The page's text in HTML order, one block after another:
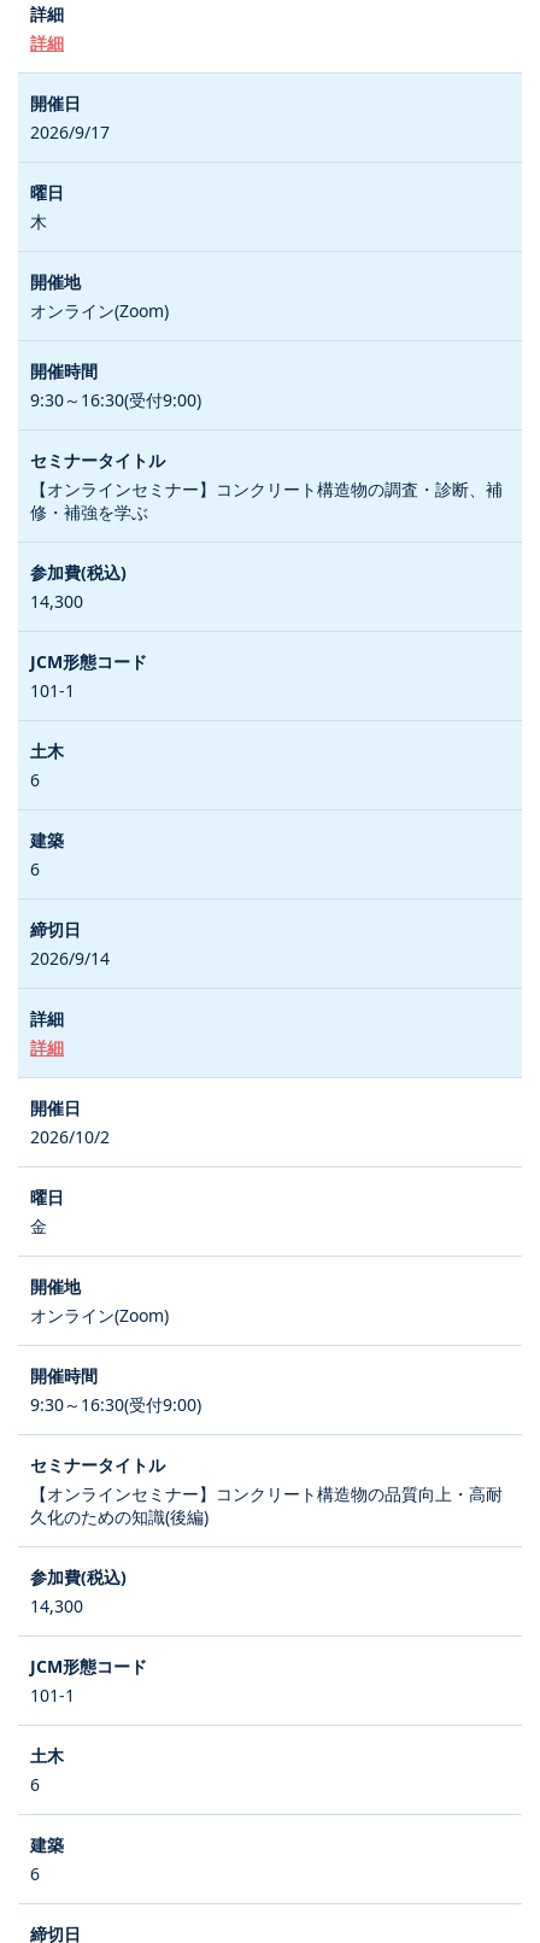
詳細
2026/9/17
木
オンライン(Zoom)
9:30～16:30(受付9:00)
【オンラインセミナー】コンクリート構造物の調査・診断、補
修・補強を学ぶ
14,300
101-1
6
6
2026/9/14
詳細
2026/10/2
金
オンライン(Zoom)
9:30～16:30(受付9:00)
【オンラインセミナー】コンクリート構造物の品質向上・高耐
久化のための知識(後編)
14,300
101-1
6
6